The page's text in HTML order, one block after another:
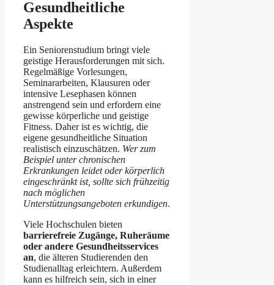
Gesundheitliche
Aspekte
Ein Seniorenstudium bringt viele
geistige Herausforderungen mit sich.
Regelmäßige Vorlesungen,
Seminararbeiten, Klausuren oder
intensive Lesephasen können
anstrengend sein und erfordern eine
gewisse körperliche und geistige
Fitness. Daher ist es wichtig, die
eigene gesundheitliche Situation
realistisch einzuschätzen. Wer zum
Beispiel unter chronischen
Erkrankungen leidet oder körperlich
eingeschränkt ist, sollte sich frühzeitig
nach möglichen
Unterstützungsangeboten erkundigen.
Viele Hochschulen bieten
barrierefreie Zugänge, Ruheräume
oder andere Gesundheitsservices
an, die älteren Studierenden den
Studienalltag erleichtern. Außerdem
kann es hilfreich sein, sich in einer